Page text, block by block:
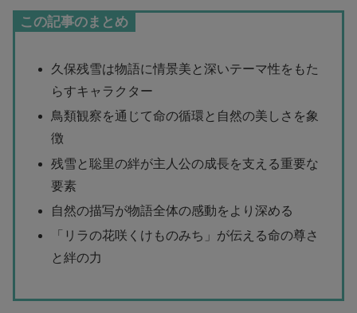
この記事のまとめ
久保残雪は物語に情景美と深いテーマ性をもた
らすキャラクター
鳥類観察を通じて命の循環と自然の美しさを象
徴
残雪と聡里の絆が主人公の成長を支える重要な
要素
自然の描写が物語全体の感動をより深める
「リラの花咲くけものみち」が伝える命の尊さ
と絆の力